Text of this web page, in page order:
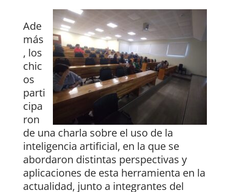
Ade
más
, los
chic
os
parti
cipa
ron
de una charla sobre el uso de la
inteligencia artificial, en la que se
abordaron distintas perspectivas y
aplicaciones de esta herramienta en la
actualidad, junto a integrantes del